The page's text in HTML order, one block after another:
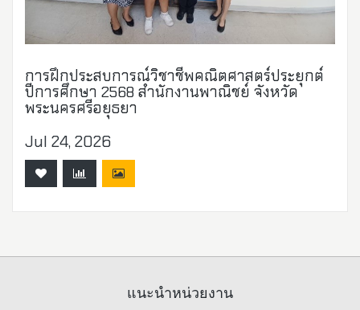
การฝึกประสบการณ์วิชาชีพคณิตศาสตร์ประยุกต์
ปีการศึกษา 2568 สำนักงานพาณิชย์ จังหวัด
พระนครศรีอยุธยา
Jul 24, 2026
แนะนำหน่วยงาน